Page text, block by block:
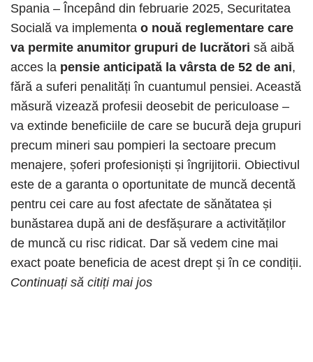
Spania – Începând din februarie 2025, Securitatea
Socială va implementa o nouă reglementare care
va permite anumitor grupuri de lucrători să aibă
acces la pensie anticipată la vârsta de 52 de ani,
fără a suferi penalități în cuantumul pensiei. Această
măsură vizează profesii deosebit de periculoase –
va extinde beneficiile de care se bucură deja grupuri
precum mineri sau pompieri la sectoare precum
menajere, șoferi profesioniști și îngrijitorii. Obiectivul
este de a garanta o oportunitate de muncă decentă
pentru cei care au fost afectate de sănătatea și
bunăstarea după ani de desfășurare a activităților
de muncă cu risc ridicat. Dar să vedem cine mai
exact poate beneficia de acest drept și în ce condiții.
Continuați să citiți mai jos